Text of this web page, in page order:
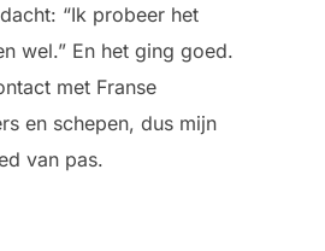
“Ik probeer het
wel.” En het ging goed.
met Franse
en schepen, dus mijn
van pas.